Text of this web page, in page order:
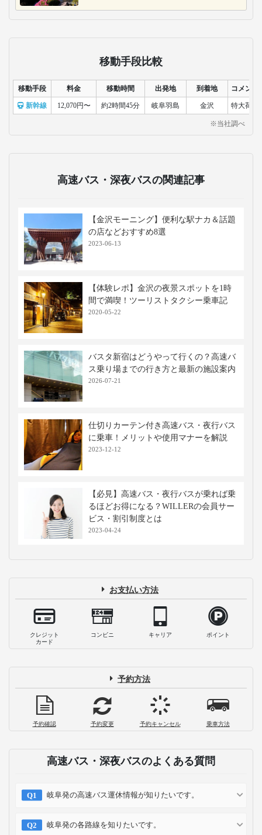
移動手段比較
移動手段 料金 移動時間 出発地 到着地 コメント
新幹線 12,070円〜 約2時間45分 岐阜羽島 金沢 特大荷物
※当社調べ
高速バス・深夜バスの関連記事
【金沢モーニング】便利な駅ナカ＆話題
の店などおすすめ8選
2023-06-13
【体験レポ】金沢の夜景スポットを1時
間で満喫！ツーリストタクシー乗車記
2020-05-22
バスタ新宿はどうやって行くの？高速バ
ス乗り場までの行き方と最新の施設案内
2026-07-21
仕切りカーテン付き高速バス・夜行バス
に乗車！メリットや使用マナーを解説
2023-12-12
【必見】高速バス・夜行バスが乗れば乗
るほどお得になる？WILLERの会員サー
ビス・割引制度とは
2023-04-24
お支払い方法
クレジット
カード
コンビニ キャリア ポイント
予約方法
予約確認 予約変更 予約キャンセル 乗車方法
高速バス・深夜バスのよくある質問
岐阜発の高速バス運休情報が知りたいです。
岐阜発の各路線を知りたいです。